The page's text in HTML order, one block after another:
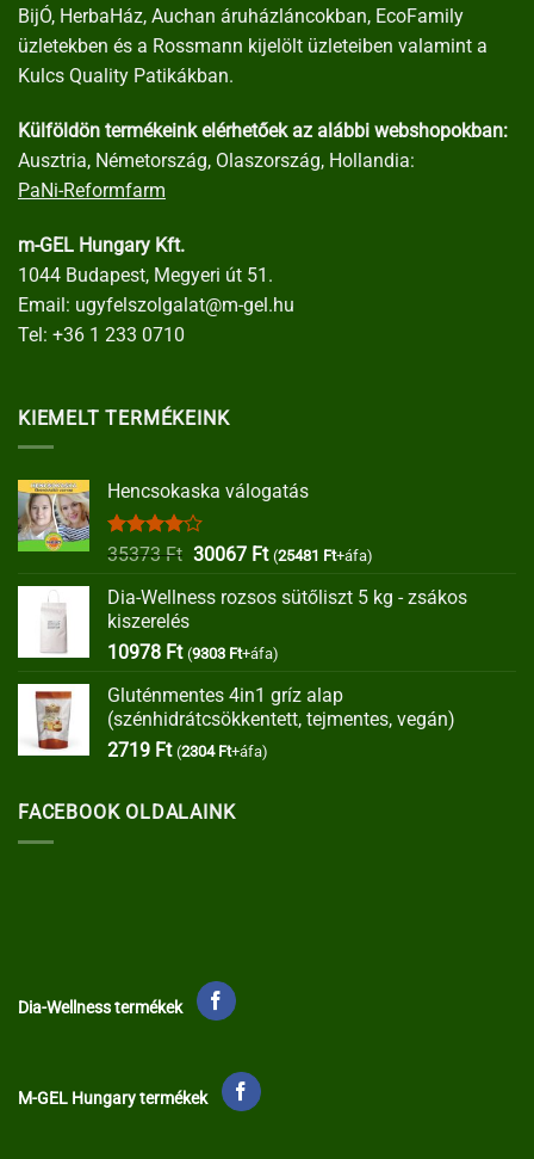
BijÓ, HerbaHáz, Auchan áruházláncokban, EcoFamily
üzletekben és a Rossmann kijelölt üzleteiben valamint a
Kulcs Quality Patikákban.
Külföldön termékeink elérhetőek az alábbi webshopokban:
Ausztria, Németország, Olaszország, Hollandia:
PaNi-Reformfarm
m-GEL Hungary Kft.
1044 Budapest, Megyeri út 51.
Email: ugyfelszolgalat@m-gel.hu
Tel: +36 1 233 0710
KIEMELT TERMÉKEINK
Hencsokaska válogatás
Értékelés:
35373Ft Original
was:
30067 FtCurrent
is:
(25481 Ft+áfa)
Dia-Wellness rozsos sütőliszt 5 kg - zsákos
kiszerelés
10978 Ft (9303 Ft+áfa)
Gluténmentes 4in1 gríz alap
(szénhidrátcsökkentett, tejmentes, vegán)
2719 Ft (2304 Ft+áfa)
FACEBOOK OLDALAINK
Dia-Wellness termékek
M-GEL Hungary termékek